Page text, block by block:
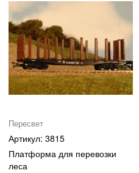
Пересвет
3815
Платформа для перевозки
леса